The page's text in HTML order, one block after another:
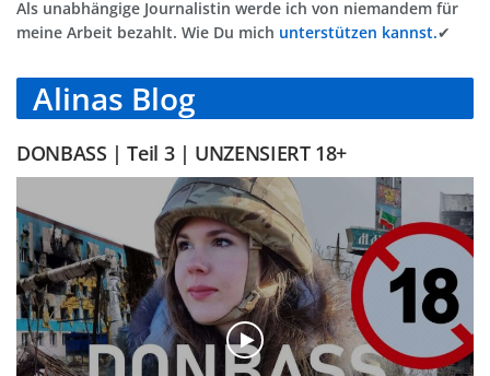
Als unabhängige Journalistin werde ich von niemandem für
meine Arbeit bezahlt. Wie Du mich unterstützen kannst.✔
Alinas Blog
DONBASS | Teil 3 | UNZENSIERT 18+